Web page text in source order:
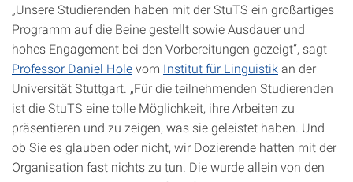
„Unsere Studierenden haben mit der StuTS ein großartiges
Programm auf die Beine gestellt sowie Ausdauer und
hohes Engagement bei den Vorbereitungen gezeigt“, sagt
Professor Daniel Holevom Institut für Linguistikan der
Universität Stuttgart. „Für die teilnehmenden Studierenden
ist die StuTS eine tolle Möglichkeit, ihre Arbeiten zu
präsentieren und zu zeigen, was sie geleistet haben. Und
ob Sie es glauben oder nicht, wir Dozierende hatten mit der
Organisation fast nichts zu tun. Die wurde allein von den